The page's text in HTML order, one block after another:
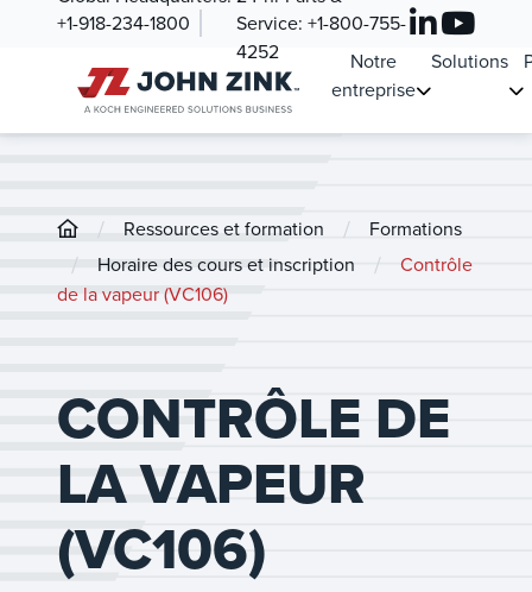
+1-918-234-1800
Service: +1-800-755-
4252
Notre
entreprise
Solutions
/ Ressources et formation / Formations
/ Horaire des cours et inscription /
Contrôle
de la vapeur (VC106)
CONTRÔLE DE
LA VAPEUR
(VC106)